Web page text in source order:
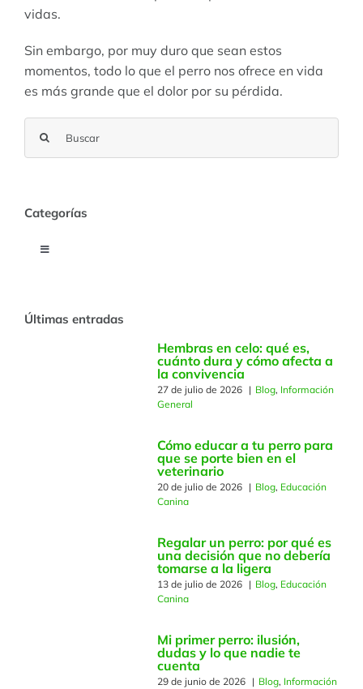
vidas.
Sin embargo, por muy duro que sean estos
momentos, todo lo que el perro nos ofrece en vida
es más grande que el dolor por su pérdida.
Categorías
Toggle
Últimas entradas
Hembras en celo: qué es,
cuánto dura y cómo afecta a
la convivencia
27 de julio de 2026 | Blog, Información
General
Cómo educar a tu perro para
que se porte bien en el
veterinario
20 de julio de 2026 | Blog, Educación
Canina
Regalar un perro: por qué es
una decisión que no debería
tomarse a la ligera
13 de julio de 2026 | Blog, Educación
Canina
Mi primer perro: ilusión,
dudas y lo que nadie te
cuenta
29 de junio de 2026 | Blog, Información